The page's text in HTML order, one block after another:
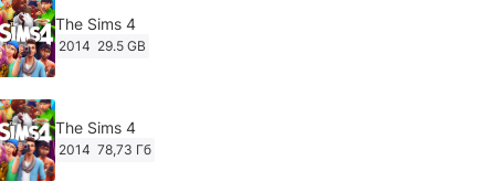
The Sims 4
2014 29.5 GB
The Sims 4
2014 78,73 Гб